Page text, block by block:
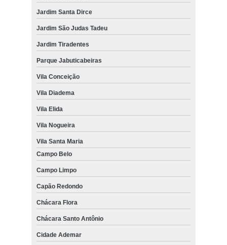
Jardim Santa Dirce
Jardim São Judas Tadeu
Jardim Tiradentes
Parque Jabuticabeiras
Vila Conceição
Vila Diadema
Vila Elida
Vila Nogueira
Vila Santa Maria
Campo Belo
Campo Limpo
Capão Redondo
Chácara Flora
Chácara Santo Antônio
Cidade Ademar